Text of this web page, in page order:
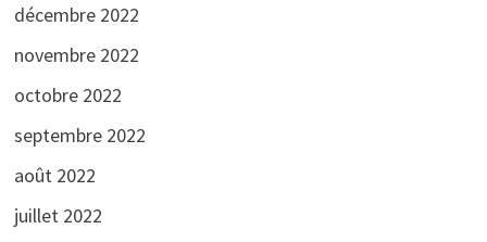
décembre 2022
novembre 2022
octobre 2022
septembre 2022
août 2022
juillet 2022